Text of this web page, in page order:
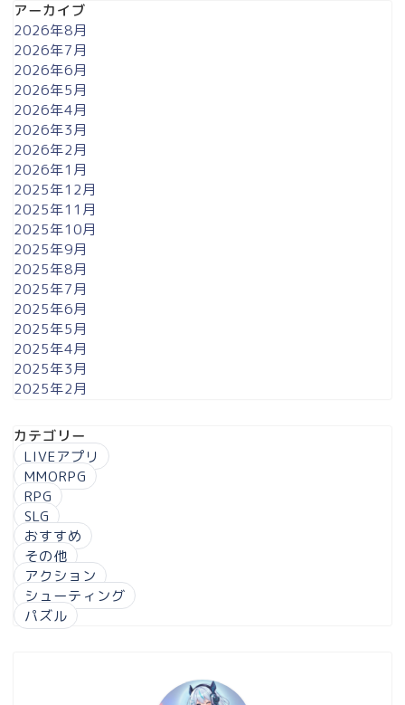
アーカイブ
2026年8月
2026年7月
2026年6月
2026年5月
2026年4月
2026年3月
2026年2月
2026年1月
2025年12月
2025年11月
2025年10月
2025年9月
2025年8月
2025年7月
2025年6月
2025年5月
2025年4月
2025年3月
2025年2月
カテゴリー
LIVEアプリ
MMORPG
RPG
SLG
おすすめ
その他
アクション
シューティング
パズル